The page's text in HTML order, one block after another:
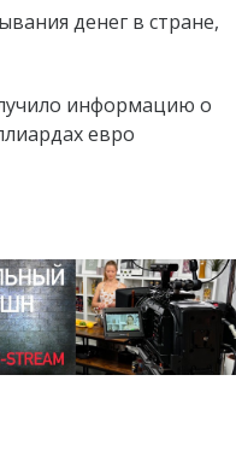
денег в стране,
информацию о
евро